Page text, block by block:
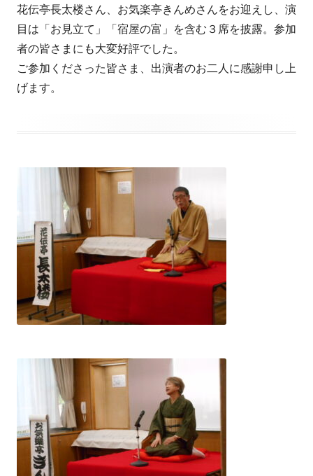
花伝亭長太楼さん、お気楽亭きんめさんをお迎えし、演
目は「お見立て」「宿屋の富」を含む３席を披露。参加
者の皆さまにも大変好評でした。
ご参加くださった皆さま、出演者のお二人に感謝申し上
げます。